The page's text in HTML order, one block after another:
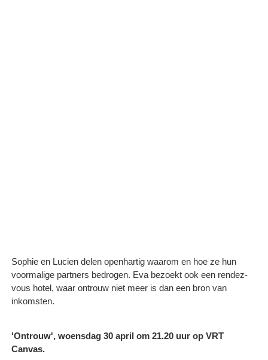
Sophie en Lucien delen openhartig waarom en hoe ze hun
voormalige partners bedrogen. Eva bezoekt ook een rendez-
vous hotel, waar ontrouw niet meer is dan een bron van
inkomsten.
'Ontrouw', woensdag 30 april om 21.20 uur op VRT
Canvas.